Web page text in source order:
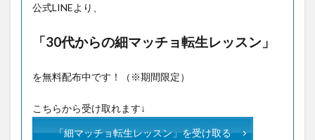
公式LINEより、
「30代からの細マッチョ転生レッスン」
を無料配布中です！（※期間限定）
こちらから受け取れます↓
「細マッチョ転生レッスン」を受け取る